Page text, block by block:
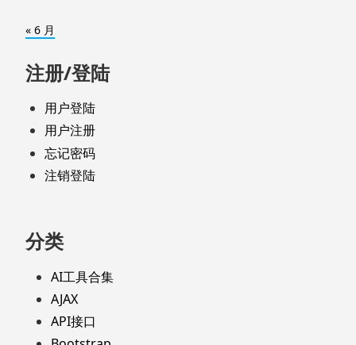
« 6 月
注册/登陆
用户登陆
用户注册
忘记密码
注销登陆
分类
AI工具合集
AJAX
API接口